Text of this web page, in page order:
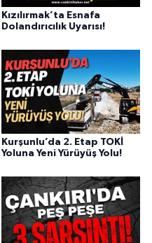
Kızılırmak’ta Esnafa
Dolandırıcılık Uyarısı!
Kurşunlu’da 2. Etap TOKİ
Yoluna Yeni Yürüyüş Yolu!